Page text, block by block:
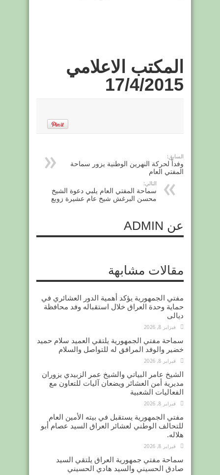
المكتب الاعلامي
17/4/2015
السابق:
وفداً لحركة النهرين الوطنية يزور سماحة
المفتي العام
التالي:
سماحة المفتي العام يلبي دعوة الشيخ
محسن البرغش شيخ عام عشيرة زوبع
عن ADMIN
مقالات مشابهة
مفتي الجمهورية يؤكد أهمية الدور العشائري في
حماية وحدة العراق خلال استقباله وفد محافظة
ديالى
فبراير 8, 2026
سماحة مفتي الجمهورية يلتقي العميد سلام حميد
خضير والوفد المرافق له للتواصل والسلام
فبراير 8, 2026
الشيخ عامر البياتي والشيخ عمر الزبيدي يزوران
مديرية أمن العشائر ويضعان آليات للتعاون مع
الفعاليات الشعبية
فبراير 8, 2026
مفتي الجمهورية يستقبل في بيته الأمين العام
للتحالف الوطني لعشائر العراق السيد عصام أبو
هلاله.
فبراير 8, 2026
سماحة مفتي جمهورية العراق يلتقي السيد
صادق الحسيني والسيد هادي الحسيني